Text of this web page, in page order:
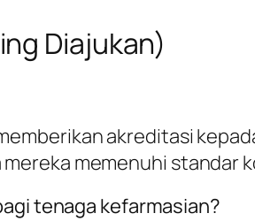
Diajukan)
akreditasi
memenuhi standar
tenaga kefarmasian?